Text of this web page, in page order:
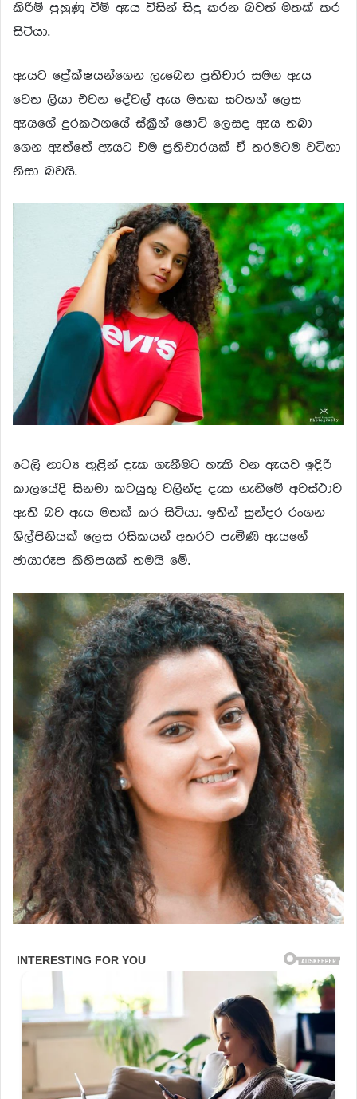
කිරිම් පුහුණු වීම් ඇය විසින් සිදු කරන බවත් මතක් කර
සිටියා.
ඇයට ප්‍රේක්ෂයන්ගෙන ලැබෙන ප්‍ර‍තිචාර සමග ඇය
වෙත ලියා එවන දේවල් ඇය මතක සටහන් ලෙස
ඇයගේ දුරකථනයේ ස්ක්‍රීන් ෂොට් ලෙසද ඇය තබා
ගෙන ඇත්තේ ඇයට එම ප්‍ර‍තිචාරයක් ඒ තරමටම වටිනා
නිසා බවයි.
ටෙලි නාට්‍ය තුළින් දැක ගැනීමට හැකි වන ඇයව ඉදිරි
කාලයේදි සිනමා කටයුතු වලින්ද දැක ගැනීමේ අවස්ථාව
ඇති බව ඇය මතක් කර සිටියා. ඉතින් සුන්දර රංගන
ශිල්පිනියක් ලෙස රසිකයන් අතරට පැමිණි ඇයගේ
ඡායාරූප කිහිපයක් තමයි මේ.